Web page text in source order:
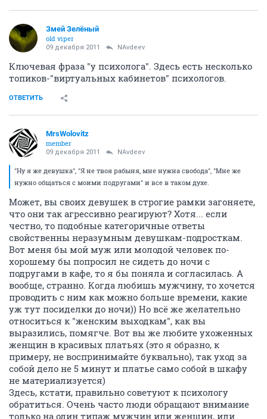
Змей Зелёный
old viper
09 декабря 2011 NAvdeev
Ключевая фраза "у психолога". Здесь есть несколько
топиков-"виртуальных кабинетов" психологов.
ОТВЕТИТЬ
MrsWolovitz
member
09 декабря 2011 NAvdeev
"Ну я же девушка", "Я не твоя рабыня, мне нужна свобода", "Мне же
нужно общаться с моими подругами" и все в таком духе.
Может, вы своих девушек в строгие рамки загоняете,
что они так агрессивно реагируют? Хотя... если
честно, то подобные категоричные ответы
свойственны неразумным девушкам-подросткам.
Вот меня бы мой муж или молодой человек по-
хорошему бы попросил не сидеть до ночи с
подругами в кафе, то я бы поняла и согласилась. А
вообще, странно. Когда любишь мужчину, то хочется
проводить с ним как можно больше времени, какие
уж тут посиделки до ночи)) Но всё же желательно
относиться к "женским выходкам", как вы
выразились, помягче. Вот вы же любите ухоженных
женщин в красивых платьях (это я образно, к
примеру, не воспринимайте буквально), так уход за
собой дело не 5 минут и платье само собой в шкафу
не материализуется)
Здесь, кстати, правильно советуют к психологу
обратиться. Очень часто люди обращают внимание
только на один типаж мужчин или женщин, или